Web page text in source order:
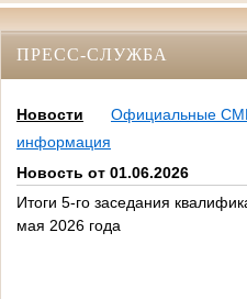
ПРЕСС-СЛУЖБА
Новости Официальные
информация
Новость от 01.06.2026
Итоги 5-го заседания
мая 2026 года